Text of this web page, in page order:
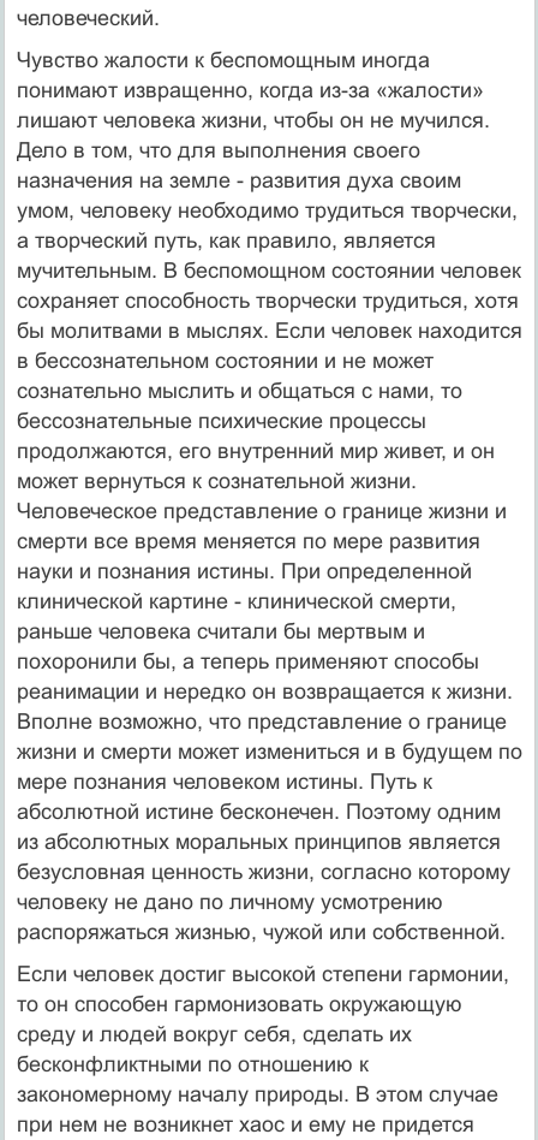
человеческий.
Чувство жалости к беспомощным иногда
понимают извращенно, когда из-за «жалости»
лишают человека жизни, чтобы он не мучился.
Дело в том, что для выполнения своего
назначения на земле - развития духа своим
умом, человеку необходимо трудиться творчески,
а творческий путь, как правило, является
мучительным. В беспомощном состоянии человек
сохраняет способность творчески трудиться, хотя
бы молитвами в мыслях. Если человек находится
в бессознательном состоянии и не может
сознательно мыслить и общаться с нами, то
бессознательные психические процессы
продолжаются, его внутренний мир живет, и он
может вернуться к сознательной жизни.
Человеческое представление о границе жизни и
смерти все время меняется по мере развития
науки и познания истины. При определенной
клинической картине - клинической смерти,
раньше человека считали бы мертвым и
похоронили бы, а теперь применяют способы
реанимации и нередко он возвращается к жизни.
Вполне возможно, что представление о границе
жизни и смерти может измениться и в будущем по
мере познания человеком истины. Путь к
абсолютной истине бесконечен. Поэтому одним
из абсолютных моральных принципов является
безусловная ценность жизни, согласно которому
человеку не дано по личному усмотрению
распоряжаться жизнью, чужой или собственной.
Если человек достиг высокой степени гармонии,
то он способен гармонизовать окружающую
среду и людей вокруг себя, сделать их
бесконфликтными по отношению к
закономерному началу природы. В этом случае
при нем не возникнет хаос и ему не придется